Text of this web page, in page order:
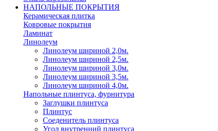
НАПОЛЬНЫЕ ПОКРЫТИЯ
Керамическая плитка
Ковровые покрытия
Ламинат
Линолеум
Линолеум шириной 2,0м.
Линолеум шириной 2,5м.
Линолеум шириной 3,0м.
Линолеум шириной 3,5м.
Линолеум шириной 4,0м.
Напольные плинтуса, фурнитура
Заглушки плинтуса
Плинтус
Соеденитель плинтуса
Угол внутренний плинтуса